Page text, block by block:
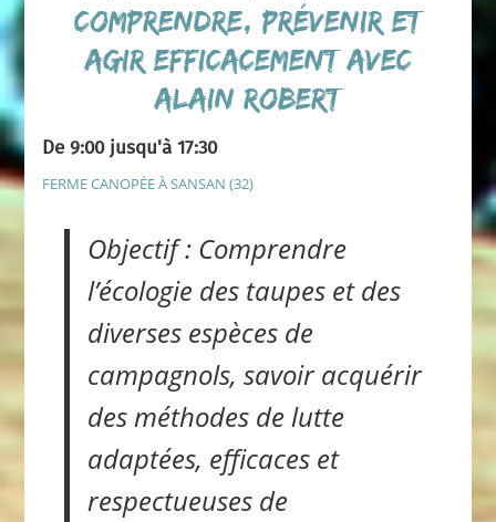
comprendre, prévenir et
agir efficacement avec
Alain Robert
De 9:00 jusqu'à 17:30
FERME CANOPÉE À SANSAN (32)
Objectif : Comprendre
l’écologie des taupes et des
diverses espèces de
campagnols, savoir acquérir
des méthodes de lutte
adaptées, efficaces et
respectueuses de